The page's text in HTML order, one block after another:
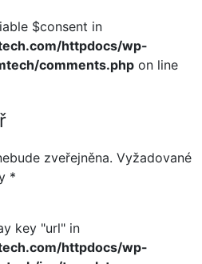
$consent in
httpdocs/wp-
comments.php on line
zveřejněna. Vyžadované
*
key "url" in
httpdocs/wp-